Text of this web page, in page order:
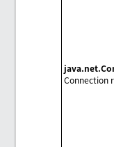
Connection